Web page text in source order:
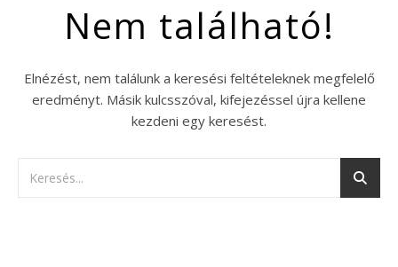
Nem található!
Elnézést, nem találunk a keresési feltételeknek megfelelő
eredményt. Másik kulcsszóval, kifejezéssel újra kellene
kezdeni egy keresést.